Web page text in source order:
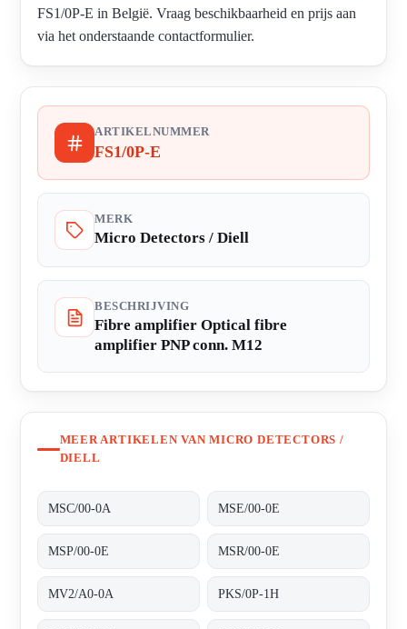
FS1/0P-E in België. Vraag beschikbaarheid en prijs aan
via het onderstaande contactformulier.
ARTIKELNUMMER
FS1/0P-E
MERK
Micro Detectors / Diell
BESCHRIJVING
Fibre amplifier Optical fibre
amplifier PNP conn. M12
MEER ARTIKELEN VAN MICRO DETECTORS /
DIELL
MSC/00-0A MSE/00-0E
MSP/00-0E MSR/00-0E
MV2/A0-0A PKS/0P-1H